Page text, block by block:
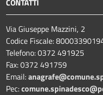
Via Giuseppe Mazzini, 2
Codice Fiscale:
Telefono:0372 491925
Fax:0372 491759
Email:
Pec: